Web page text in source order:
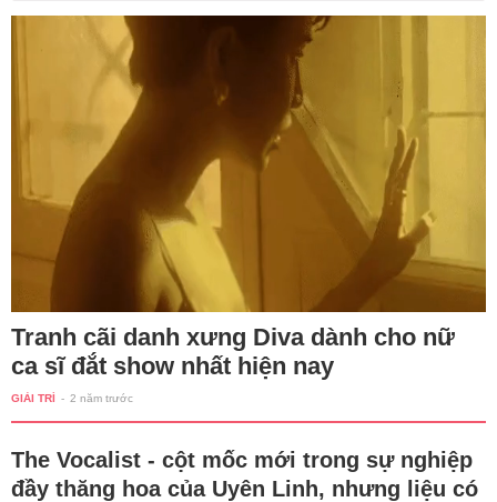
Tranh cãi danh xưng Diva dành cho nữ
ca sĩ đắt show nhất hiện nay
GIẢI TRÍ - 2 năm trước
The Vocalist - cột mốc mới trong sự nghiệp
đầy thăng hoa của Uyên Linh, nhưng liệu có